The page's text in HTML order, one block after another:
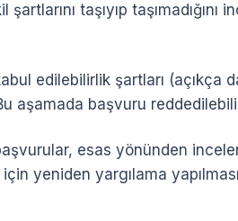
taşıyıp taşımadığını
edilebilirlik şartları (açıkça
aşamada başvuru
esas yönünden
yeniden yargılama